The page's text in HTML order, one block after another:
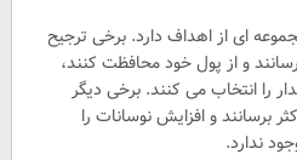
ای از اهداف دارد. برخی ترجیح
و از پول خود محافظت کنند،
را انتخاب می کنند. برخی دیگر
برسانند و افزایش نوسانات را
ندارد.